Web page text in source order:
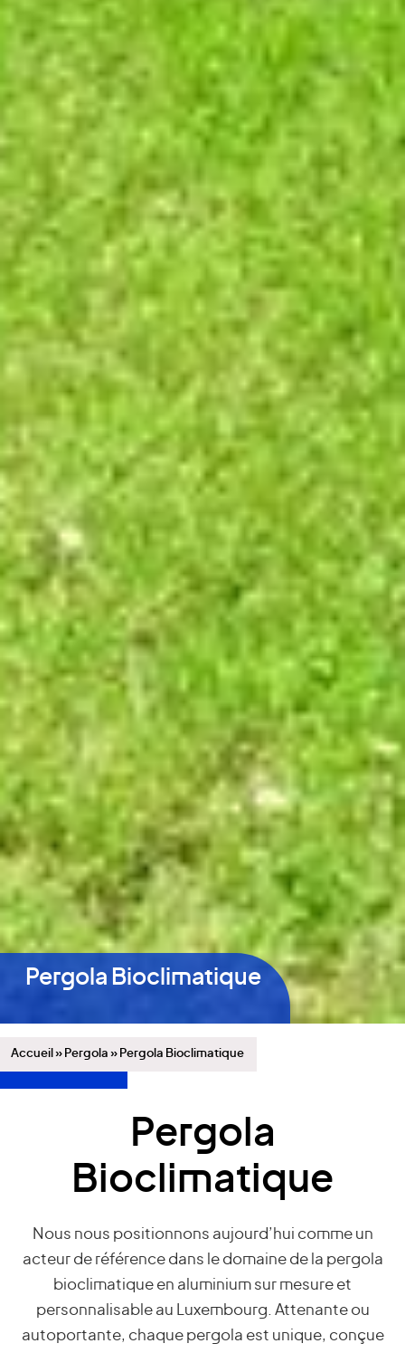
Pergola Bioclimatique
Accueil » Pergola » Pergola Bioclimatique
Pergola
Bioclimatique
Nous nous positionnons aujourd’hui comme un
acteur de référence dans le domaine de la pergola
bioclimatique en aluminium sur mesure et
personnalisable au Luxembourg. Attenante ou
autoportante, chaque pergola est unique, conçue